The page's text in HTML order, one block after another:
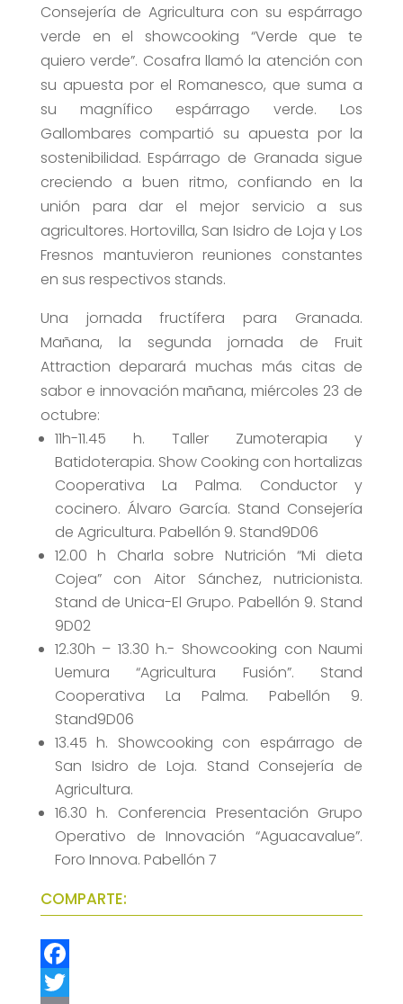
Consejería de Agricultura con su espárrago
verde en el showcooking “Verde que te
quiero verde”. Cosafra llamó la atención con
su apuesta por el Romanesco, que suma a
su magnífico espárrago verde. Los
Gallombares compartió su apuesta por la
sostenibilidad. Espárrago de Granada sigue
creciendo a buen ritmo, confiando en la
unión para dar el mejor servicio a sus
agricultores. Hortovilla, San Isidro de Loja y Los
Fresnos mantuvieron reuniones constantes
en sus respectivos stands.
Una jornada fructífera para Granada.
Mañana, la segunda jornada de Fruit
Attraction deparará muchas más citas de
sabor e innovación mañana, miércoles 23 de
octubre:
11h-11.45 h. Taller Zumoterapia y
Batidoterapia. Show Cooking con hortalizas
Cooperativa La Palma. Conductor y
cocinero. Álvaro García. Stand Consejería
de Agricultura. Pabellón 9. Stand9D06
12.00 h Charla sobre Nutrición “Mi dieta
Cojea” con Aitor Sánchez, nutricionista.
Stand de Unica-El Grupo. Pabellón 9. Stand
9D02
12.30h – 13.30 h.- Showcooking con Naumi
Uemura “Agricultura Fusión”. Stand
Cooperativa La Palma. Pabellón 9.
Stand9D06
13.45 h. Showcooking con espárrago de
San Isidro de Loja. Stand Consejería de
Agricultura.
16.30 h. Conferencia Presentación Grupo
Operativo de Innovación “Aguacavalue”.
Foro Innova. Pabellón 7
COMPARTE:
F